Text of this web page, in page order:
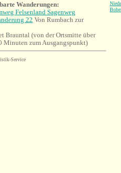
Wanderungen:
Felsenland Sagenweg
22 Von Rumbach zur
Brauntal (von der Ortsmitte über
Minuten zum Ausgangspunkt)
Service